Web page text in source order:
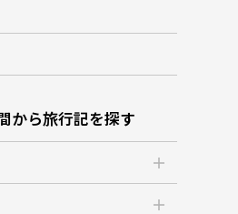
から旅行記を探す